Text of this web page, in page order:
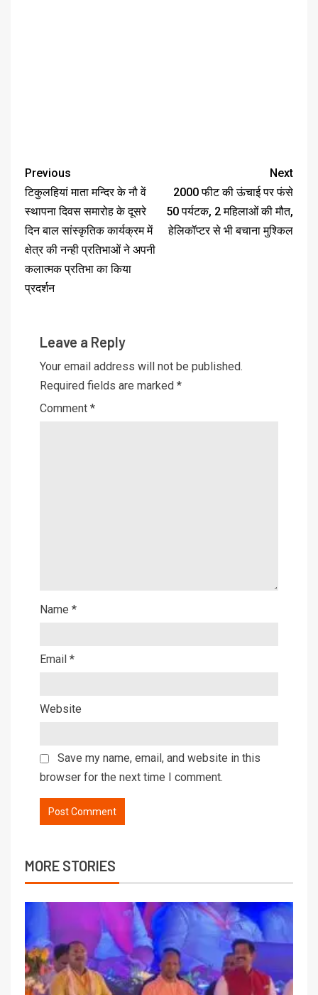
Previous
टिकुलहियां माता मन्दिर के नौ वें
स्थापना दिवस समारोह के दूसरे
दिन बाल सांस्कृतिक कार्यक्रम में
क्षेत्र की नन्ही प्रतिभाओं ने अपनी
कलात्मक प्रतिभा का किया
प्रदर्शन
Next
2000 फीट की ऊंचाई पर फंसे
50 पर्यटक, 2 महिलाओं की मौत,
हेलिकॉप्टर से भी बचाना मुश्किल
Leave a Reply
Your email address will not be published.
Required fields are marked *
Comment *
Name *
Email *
Website
Save my name, email, and website in this
browser for the next time I comment.
MORE STORIES